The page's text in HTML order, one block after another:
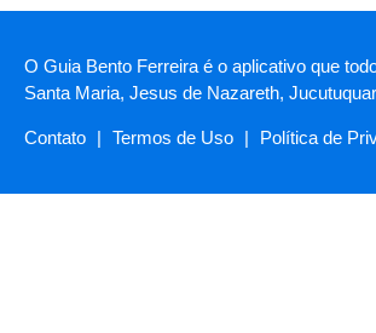
O Guia Bento Ferreira é o aplicativo que
Santa Maria, Jesus de Nazareth,
Contato | Termos de Uso | Política de